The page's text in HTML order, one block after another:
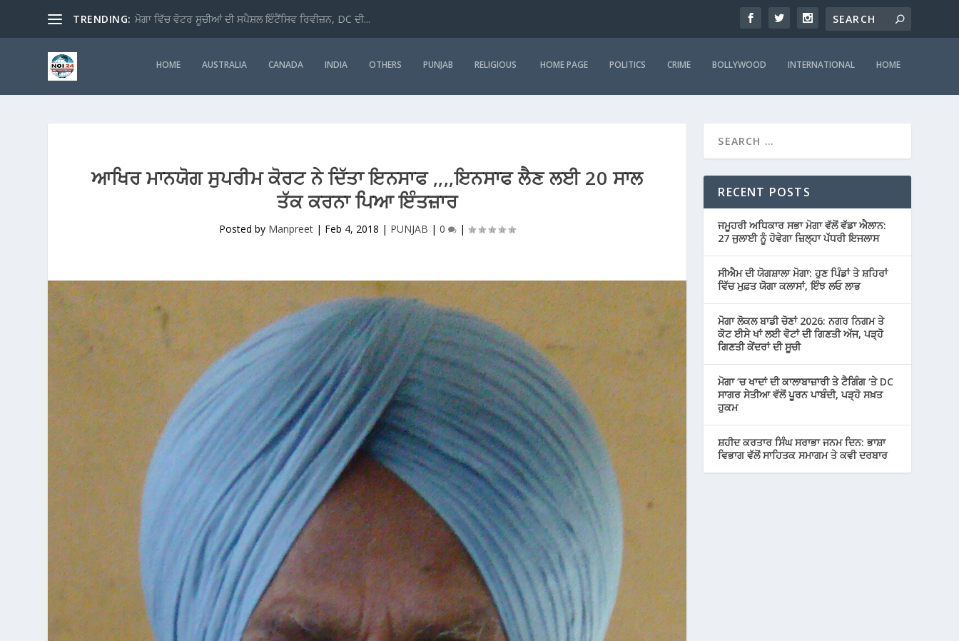
TRENDING: ਮੋਗਾ ਵਿੱਚ ਵੋਟਰ ਸੂਚੀਆਂ ਦੀ ਸਪੈਸ਼ਲ ਇੰਟੈਂਸਿਵ ਰਿਵੀਜ਼ਨ, DC ਦੀ...
HOME AUSTRALIA CANADA INDIA OTHERS PUNJAB RELIGIOUS HOME PAGE POLITICS CRIME BOLLYWOOD INTERNATIONAL HOME
ਆਖਿਰ ਮਾਨਯੋਗ ਸੁਪਰੀਮ ਕੋਰਟ ਨੇ ਦਿੱਤਾ ਇਨਸਾਫ ,,,,ਇਨਸਾਫ ਲੈਣ ਲਈ 20 ਸਾਲ
ਤੱਕ ਕਰਨਾ ਪਿਆ ਇੰਤਜ਼ਾਰ
Posted by Manpreet | Feb 4, 2018 | PUNJAB |0 |
RECENT POSTS
ਜਮੂਹਰੀ ਅਧਿਕਾਰ ਸਭਾ ਮੋਗਾ ਵੱਲੋਂ ਵੱਡਾ ਐਲਾਨ:
27 ਜੁਲਾਈ ਨੂੰ ਹੋਵੇਗਾ ਜ਼ਿਲ੍ਹਾ ਪੱਧਰੀ ਇਜਲਾਸ
ਸੀਐਮ ਦੀ ਯੋਗਸ਼ਾਲਾ ਮੋਗਾ: ਹੁਣ ਪਿੰਡਾਂ ਤੇ ਸ਼ਹਿਰਾਂ
ਵਿੱਚ ਮੁਫ਼ਤ ਯੋਗਾ ਕਲਾਸਾਂ, ਇੰਝ ਲਓ ਲਾਭ
ਮੋਗਾ ਲੋਕਲ ਬਾਡੀ ਚੋਣਾਂ 2026: ਨਗਰ ਨਿਗਮ ਤੇ
ਕੋਟ ਈਸੇ ਖਾਂ ਲਈ ਵੋਟਾਂ ਦੀ ਗਿਣਤੀ ਅੱਜ, ਪੜ੍ਹੋ
ਗਿਣਤੀ ਕੇਂਦਰਾਂ ਦੀ ਸੂਚੀ
ਮੋਗਾ ‘ਚ ਖਾਦਾਂ ਦੀ ਕਾਲਾਬਾਜ਼ਾਰੀ ਤੇ ਟੈਗਿੰਗ ‘ਤੇ DC
ਸਾਗਰ ਸੇਤੀਆ ਵੱਲੋਂ ਪੂਰਨ ਪਾਬੰਦੀ, ਪੜ੍ਹੋ ਸਖ਼ਤ
ਹੁਕਮ
ਸ਼ਹੀਦ ਕਰਤਾਰ ਸਿੰਘ ਸਰਾਭਾ ਜਨਮ ਦਿਨ: ਭਾਸ਼ਾ
ਵਿਭਾਗ ਵੱਲੋਂ ਸਾਹਿਤਕ ਸਮਾਗਮ ਤੇ ਕਵੀ ਦਰਬਾਰ